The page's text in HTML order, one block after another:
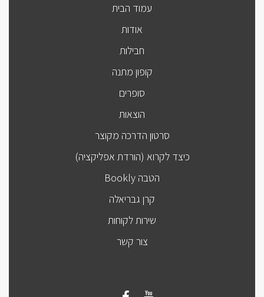
עמוד הבית
אודות
חבילות
קופון מתנה
סופרים
הוצאות
סרטון הדרכה מקוצר
כיצד לקרוא (הורדת אפליקציה)
הטבה Bookly
קרן גבריאלה
שירות לקוחות
צור קשר